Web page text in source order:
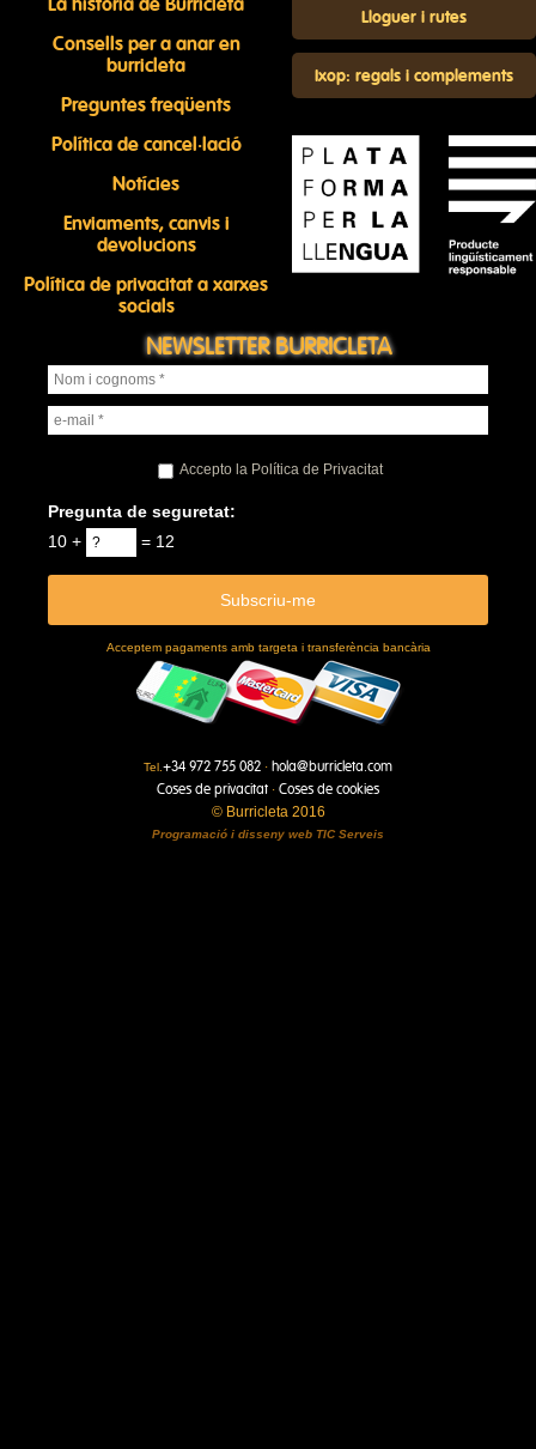
La història de Burricleta
Consells per a anar en
burricleta
Preguntes freqüents
Política de cancel·lació
Notícies
Enviaments, canvis i
devolucions
Política de privacitat a xarxes
socials
Lloguer i rutes
Ixop: regals i complements
NEWSLETTER BURRICLETA
Accepto la Política de Privacitat
Pregunta de seguretat:
10 +
= 12
Acceptem pagaments amb targeta i transferència bancària
Tel. +34 972 755 082 · hola@burricleta.com
Coses de privacitat · Coses de cookies
© Burricleta 2016
Programació i disseny web TIC Serveis